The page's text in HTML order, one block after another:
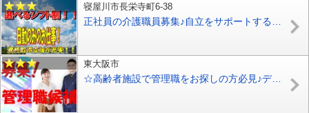
寝屋川市長栄寺町6-38
東大阪市
☆高齢者施設で管理職をお探しの方必見♪デイサービスで管理者候補の募集♪お気軽にお問合せ下さい【東大阪市】【正社員】【ID：1767-ho-kk-s-s】